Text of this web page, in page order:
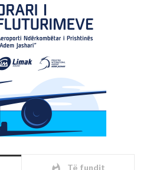
Të fundit